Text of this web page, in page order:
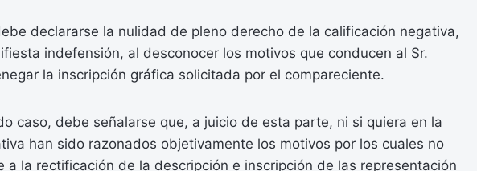
declararse la nulidad de pleno derecho de la calificación negativa,
indefensión, al desconocer los motivos que conducen al Sr.
la inscripción gráfica solicitada por el compareciente.
caso, debe señalarse que, a juicio de esta parte, ni si quiera en la
han sido razonados objetivamente los motivos por los cuales no
a la rectificación de la descripción e inscripción de las representación